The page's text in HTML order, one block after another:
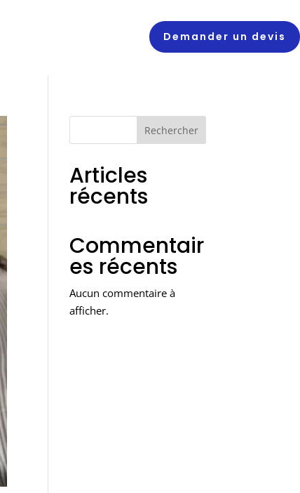
Demander un devis
Rechercher
Articles
récents
Commentair
es récents
Aucun commentaire à
afficher.